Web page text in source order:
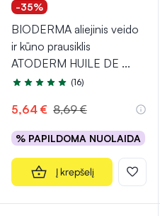
-35%
BIODERMA aliejinis veido
ir kūno prausiklis
ATODERM HUILE DE ...
Įvertinimas 4.9 iš 5
(16)
5,64 € 8,69 €
% PAPILDOMA NUOLAIDA
Į krepšelį